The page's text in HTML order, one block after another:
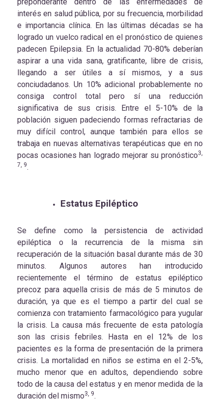
interés en salud pública, por su frecuencia, morbilidad
e importancia clínica. En las últimas décadas se ha
logrado un vuelco radical en el pronóstico de quienes
padecen Epilepsia. En la actualidad 70-80% deberían
aspirar a una vida sana, gratificante, libre de crisis,
llegando a ser útiles a sí mismos, y a sus
conciudadanos. Un 10% adicional probablemente no
consiga control total pero sí una reducción
significativa de sus crisis. Entre el 5-10% de la
población siguen padeciendo formas refractarias de
muy difícil control, aunque también para ellos se
trabaja en nuevas alternativas terapéuticas que en no
pocas ocasiones han logrado mejorar su pronóstico3,
7, 9.
Estatus Epiléptico
Se define como la persistencia de actividad
epiléptica o la recurrencia de la misma sin
recuperación de la situación basal durante más de 30
minutos. Algunos autores han introducido
recientemente el término de estatus epiléptico
precoz para aquella crisis de más de 5 minutos de
duración, ya que es el tiempo a partir del cual se
comienza con tratamiento farmacológico para yugular
la crisis. La causa más frecuente de esta patología
son las crisis febriles. Hasta en el 12% de los
pacientes es la forma de presentación de la primera
crisis. La mortalidad en niños se estima en el 2-5%,
mucho menor que en adultos, dependiendo sobre
todo de la causa del estatus y en menor medida de la
duración del mismo3, 9.